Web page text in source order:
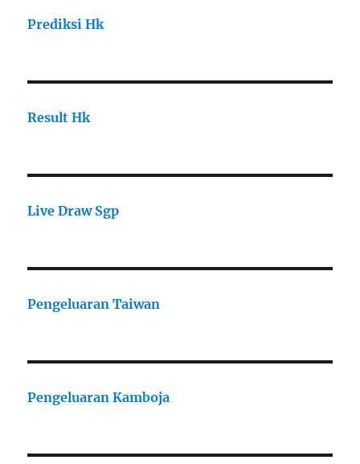
Prediksi Hk
Result Hk
Live Draw Sgp
Pengeluaran Taiwan
Pengeluaran Kamboja